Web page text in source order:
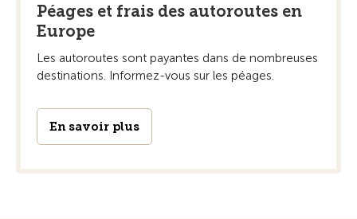
Péages et frais des autoroutes en
Europe
Les autoroutes sont payantes dans de nombreuses
destinations. Informez-vous sur les péages.
En savoir plus